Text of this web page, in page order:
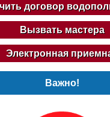
договор
Вызвать мастера
Электронная
Важно!